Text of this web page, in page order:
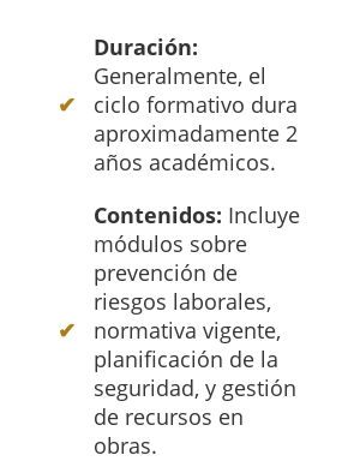
Duración:
Generalmente, el
ciclo formativo dura
aproximadamente 2
años académicos.
Contenidos: Incluye
módulos sobre
prevención de
riesgos laborales,
normativa vigente,
planificación de la
seguridad, y gestión
de recursos en
obras.